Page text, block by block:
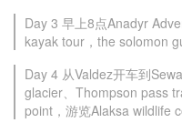
Day 3 早上8点Anadyr
kayak tour，the solomon
Day 4 从Valdez开车到
glacier、Thompson pass
point，游览Alaksa wildlife